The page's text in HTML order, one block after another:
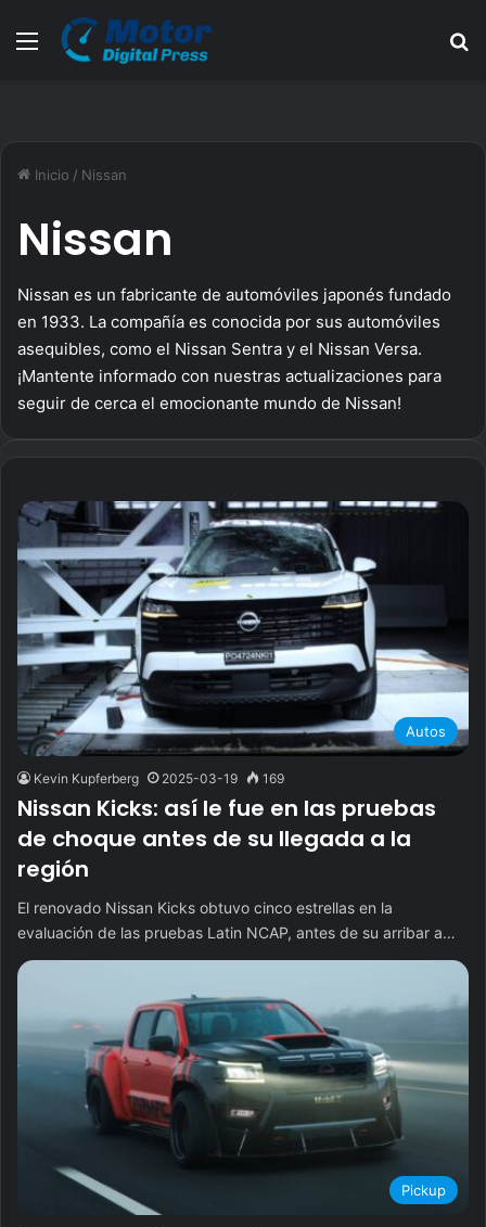
Menú
Inicio / Nissan
Nissan
Nissan es un fabricante de automóviles japonés fundado
en 1933. La compañía es conocida por sus automóviles
asequibles, como el Nissan Sentra y el Nissan Versa.
¡Mantente informado con nuestras actualizaciones para
seguir de cerca el emocionante mundo de Nissan!
Autos
Kevin Kupferberg 2025-03-19 169
Nissan Kicks: así le fue en las pruebas
de choque antes de su llegada a la
región
El renovado Nissan Kicks obtuvo cinco estrellas en la
evaluación de las pruebas Latin NCAP, antes de su arribar a…
Pickup